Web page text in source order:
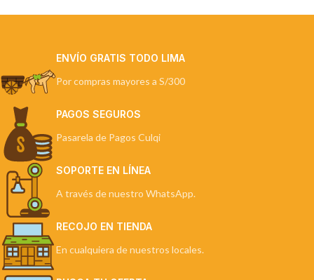
ENVÍO GRATIS TODO LIMA
Por compras mayores a S/300
PAGOS SEGUROS
Pasarela de Pagos Culqi
SOPORTE EN LÍNEA
A través de nuestro WhatsApp.
RECOJO EN TIENDA
En cualquiera de nuestros locales.